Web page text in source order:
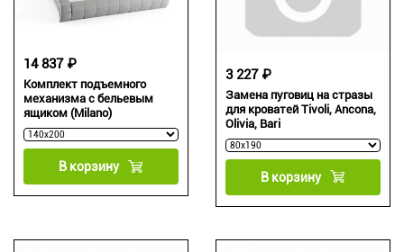
Комплект подъемного
механизма с бельевым
ящиком (Milano)
14 837 ₽
В корзину
Замена пуговиц на стразы
для кроватей Tivoli, Ancona,
Olivia, Bari
3 227 ₽
В корзину